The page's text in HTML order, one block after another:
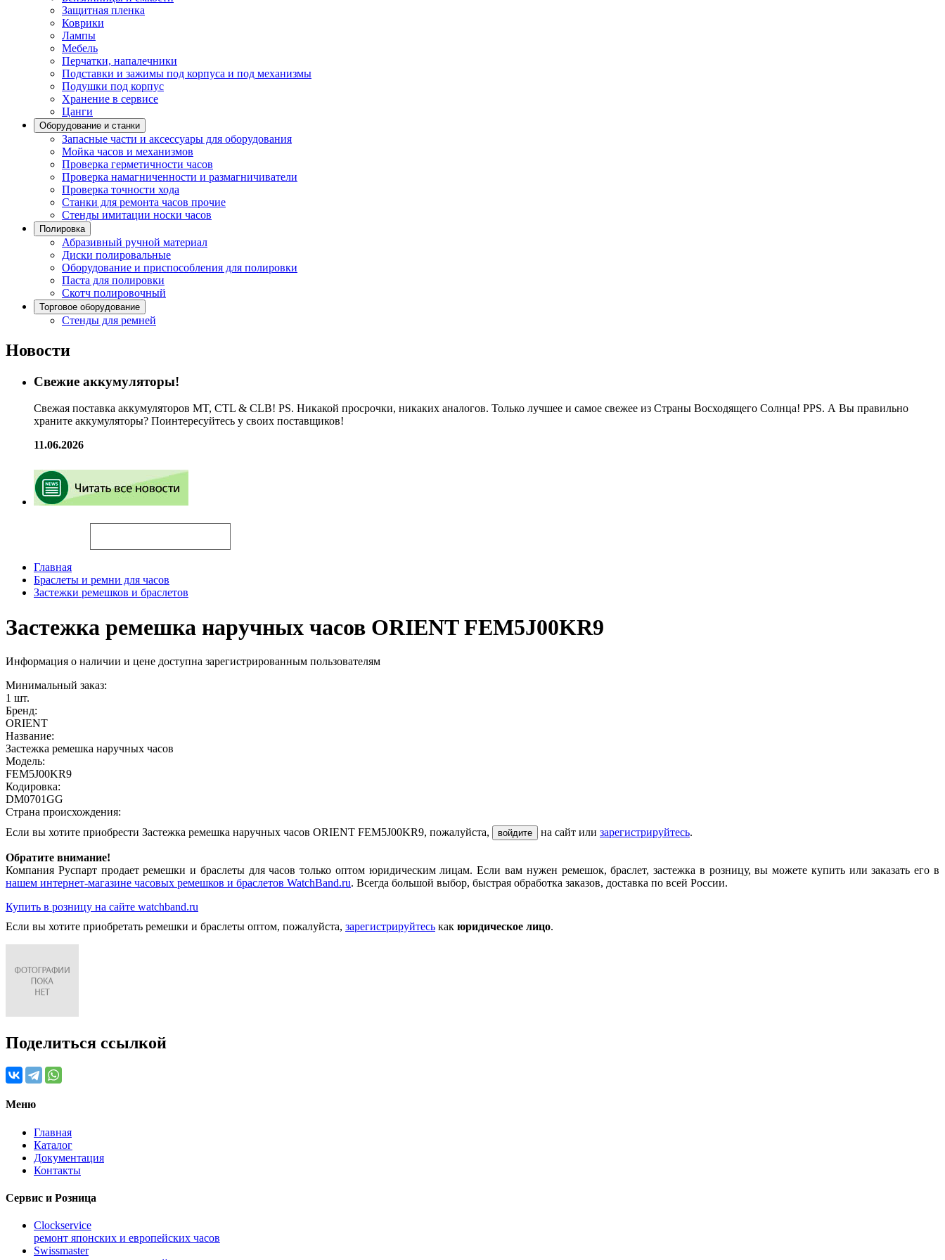
Защитная пленка
Коврики
Лампы
Мебель
Перчатки, напалечники
Подставки и зажимы под корпуса и под механизмы
Подушки под корпус
Хранение в сервисе
Цанги
Оборудование и станки
Запасные части и аксессуары для оборудования
Мойка часов и механизмов
Проверка герметичности часов
Проверка намагниченности и размагничиватели
Проверка точности хода
Станки для ремонта часов прочие
Стенды имитации носки часов
Полировка
Абразивный ручной материал
Диски полировальные
Оборудование и приспособления для полировки
Паста для полировки
Скотч полировочный
Торговое оборудование
Стенды для ремней
Новости
Свежие аккумуляторы!
Свежая поставка аккумуляторов MT, CTL & CLB! PS. Никакой просрочки, никаких аналогов. Только лучшее и самое свежее из Страны Восходящего Солнца! PPS. А Вы правильно
храните аккумуляторы? Поинтересуйтесь у своих поставщиков!
11.06.2026
Главная
Браслеты и ремни для часов
Застежки ремешков и браслетов
Застежка ремешка наручных часов ORIENT FEM5J00KR9
Информация о наличии и цене доступна зарегистрированным пользователям
Минимальный заказ:
1 шт.
Бренд:
ORIENT
Название:
Застежка ремешка наручных часов
Модель:
FEM5J00KR9
Кодировка:
DM0701GG
Страна происхождения:
Если вы хотите приобрести Застежка ремешка наручных часов ORIENT FEM5J00KR9, пожалуйста,
войдите на сайт или зарегистрируйтесь.
Обратите внимание!
Компания Руспарт продает ремешки и браслеты для часов только оптом юридическим лицам. Если вам нужен ремешок, браслет, застежка в розницу, вы можете купить или заказать его в
нашем интернет-магазине часовых ремешков и браслетов WatchBand.ru. Всегда большой выбор, быстрая обработка заказов, доставка по всей России.
Купить в розницу на сайте watchband.ru
Если вы хотите приобретать ремешки и браслеты оптом, пожалуйста, зарегистрируйтесь как юридическое лицо.
Поделиться ссылкой
Меню
Главная
Каталог
Документация
Контакты
Сервис и Розница
Clockservice
ремонт японских и европейских часов
Swissmaster